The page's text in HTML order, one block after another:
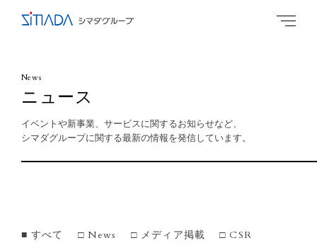
News
ニュース
イベントや新事業、サービスに関するお知らせなど、
シマダグループに関する最新の情報を発信しています。
すべて News メディア掲載
CSR